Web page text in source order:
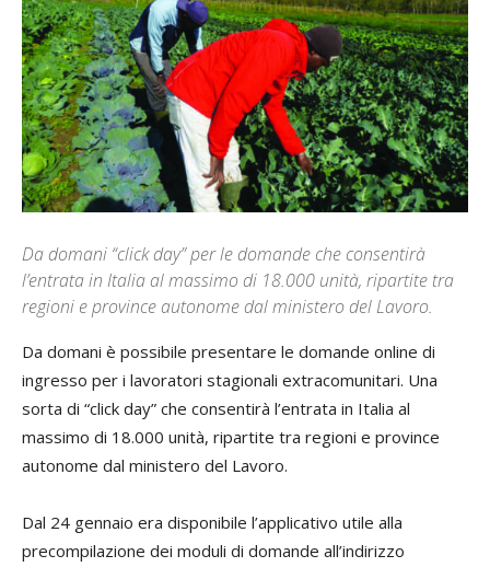
Da domani “click day” per le domande che consentirà
l’entrata in Italia al massimo di 18.000 unità, ripartite tra
regioni e province autonome dal ministero del Lavoro.
Da domani è possibile presentare le domande online di
ingresso per i lavoratori stagionali extracomunitari. Una
sorta di “click day” che consentirà l’entrata in Italia al
massimo di 18.000 unità, ripartite tra regioni e province
autonome dal ministero del Lavoro.
Dal 24 gennaio era disponibile l’applicativo utile alla
precompilazione dei moduli di domande all’indirizzo